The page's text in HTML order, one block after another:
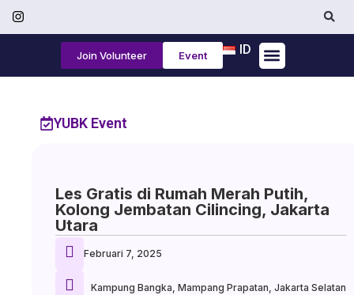
ID
Join Volunteer Event
YUBK Event
Les Gratis di Rumah Merah Putih,
Kolong Jembatan Cilincing, Jakarta
Utara
Februari 7, 2025
Kampung Bangka, Mampang Prapatan, Jakarta Selatan